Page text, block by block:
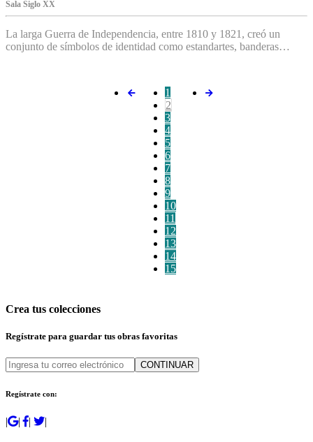
Sala Siglo XX
La larga Guerra de Independencia, entre 1810 y 1821, creó un
conjunto de símbolos de identidad como estandartes, banderas…
1
2
3
4
5
6
7
8
9
10
11
12
13
14
15
Crea tus colecciones
Regístrate para guardar tus obras favoritas
CONTINUAR
Regístrate con:
| | | |